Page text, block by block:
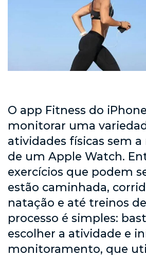
O app Fitness do
monitorar uma
atividades físicas sem a
de um Apple Watch.
exercícios que podem
estão caminhada,
natação e até treinos
processo é simples:
escolher a atividade e
monitoramento, que